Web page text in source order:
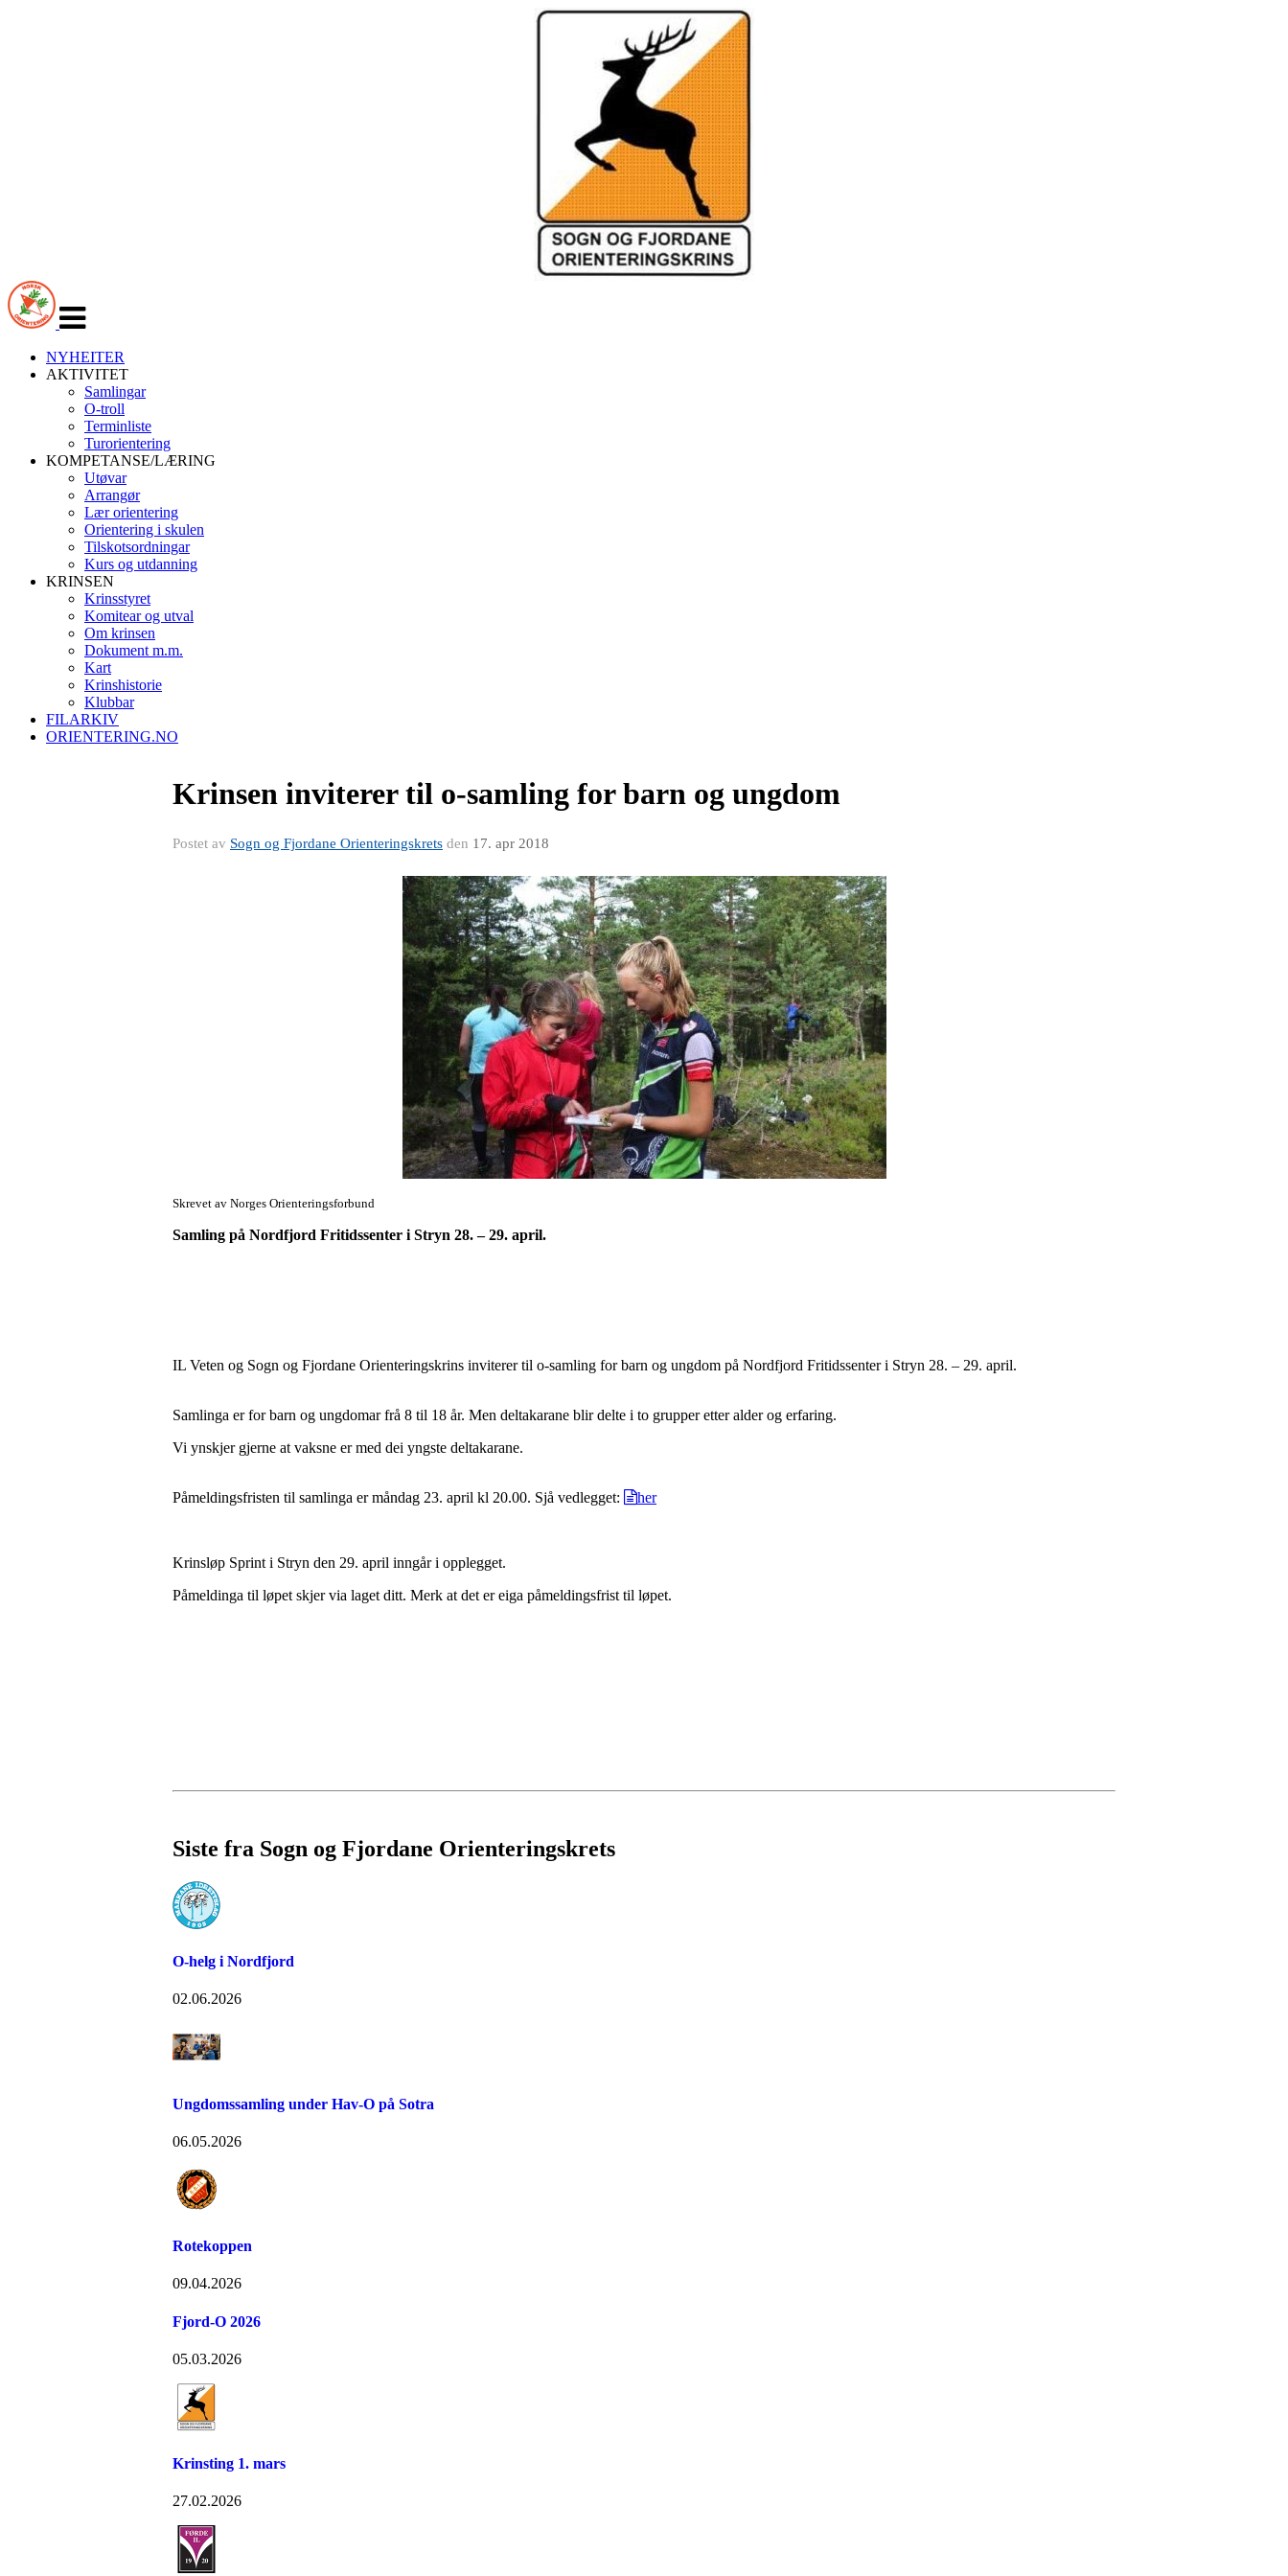
navigasjon
NYHEITER
AKTIVITET
Samlingar
O-troll
Terminliste
Turorientering
KOMPETANSE/LÆRING
Utøvar
Arrangør
Lær orientering
Orientering i skulen
Tilskotsordningar
Kurs og utdanning
KRINSEN
Krinsstyret
Komitear og utval
Om krinsen
Dokument m.m.
Kart
Krinshistorie
Klubbar
FILARKIV
ORIENTERING.NO
Krinsen inviterer til o-samling for barn og ungdom
Postet av Sogn og Fjordane Orienteringskrets den 17. apr 2018
Skrevet av Norges Orienteringsforbund
Samling på Nordfjord Fritidssenter i Stryn 28. – 29. april.
IL Veten og Sogn og Fjordane Orienteringskrins inviterer til o-samling for barn og ungdom på Nordfjord Fritidssenter i Stryn 28. – 29. april.
Samlinga er for barn og ungdomar frå 8 til 18 år. Men deltakarane blir delte i to grupper etter alder og erfaring.
Vi ynskjer gjerne at vaksne er med dei yngste deltakarane.
Påmeldingsfristen til samlinga er måndag 23. april kl 20.00. Sjå vedlegget: her
Krinsløp Sprint i Stryn den 29. april inngår i opplegget.
Påmeldinga til løpet skjer via laget ditt. Merk at det er eiga påmeldingsfrist til løpet.
Siste fra Sogn og Fjordane Orienteringskrets
O-helg i Nordfjord
02.06.2026
Ungdomssamling under Hav-O på Sotra
06.05.2026
Rotekoppen
09.04.2026
Fjord-O 2026
05.03.2026
Krinsting 1. mars
27.02.2026